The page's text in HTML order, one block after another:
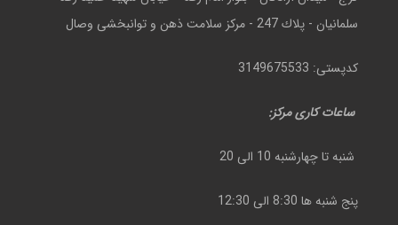
سلمانيان - پلاك 247 - مركز سلامت ذهن و توانبخشی وصال
کدپستی: 3149675533
ساعات کاری مرکز:
شنبه تا چهارشنبه 10 الی 20
پنج شنبه ها 8:30 الی 12:30